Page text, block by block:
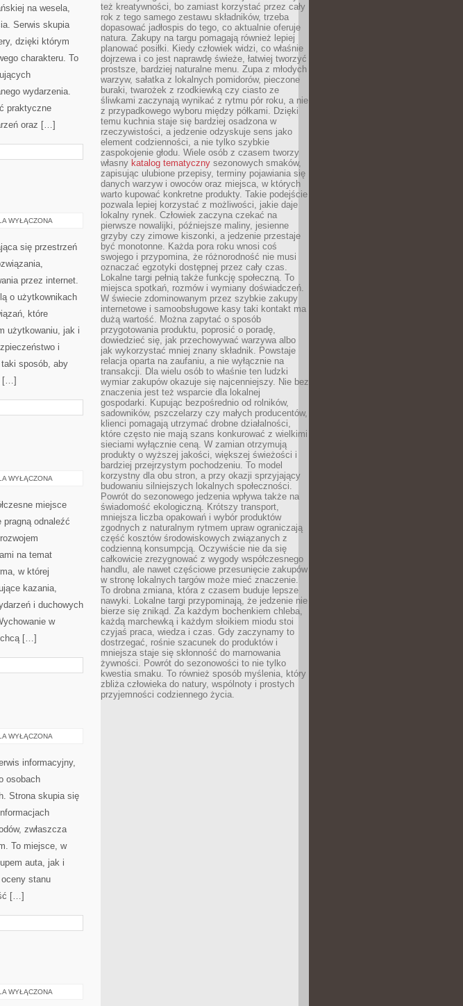
na wesela,
Serwis skupia
dzięki którym
charakteru. To
wydarzenia.
praktyczne
oraz […]
WYŁĄCZONA
się przestrzeń
przez internet.
o użytkownikach
które
użytkowaniu, jak i
i
taki sposób, aby
[…]
WYŁĄCZONA
miejsce
odnaleźć
na temat
w której
kazania,
i duchowych
w
chcą […]
WYŁĄCZONA
informacyjny,
osobach
Strona skupia się
zwłaszcza
To miejsce, w
auta, jak i
stanu
[…]
WYŁĄCZONA
też kreatywności, bo zamiast korzystać przez cały
rok z tego samego zestawu składników, trzeba
dopasować jadłospis do tego, co aktualnie oferuje
natura. Zakupy na targu pomagają również lepiej
planować posiłki. Kiedy człowiek widzi, co właśnie
dojrzewa i co jest naprawdę świeże, łatwiej tworzyć
prostsze, bardziej naturalne menu. Zupa z młodych
warzyw, sałatka z lokalnych pomidorów, pieczone
buraki, twarożek z rzodkiewką czy ciasto ze
śliwkami zaczynają wynikać z rytmu pór roku, a nie
z przypadkowego wyboru między półkami. Dzięki
temu kuchnia staje się bardziej osadzona w
rzeczywistości, a jedzenie odzyskuje sens jako
element codzienności, a nie tylko szybkie
zaspokojenie głodu. Wiele osób z czasem tworzy
własny katalog tematyczny sezonowych smaków,
zapisując ulubione przepisy, terminy pojawiania się
danych warzyw i owoców oraz miejsca, w których
warto kupować konkretne produkty. Takie podejście
pozwala lepiej korzystać z możliwości, jakie daje
lokalny rynek. Człowiek zaczyna czekać na
pierwsze nowalijki, późniejsze maliny, jesienne
grzyby czy zimowe kiszonki, a jedzenie przestaje
być monotonne. Każda pora roku wnosi coś
swojego i przypomina, że różnorodność nie musi
oznaczać egzotyki dostępnej przez cały czas.
Lokalne targi pełnią także funkcję społeczną. To
miejsca spotkań, rozmów i wymiany doświadczeń.
W świecie zdominowanym przez szybkie zakupy
internetowe i samoobsługowe kasy taki kontakt ma
dużą wartość. Można zapytać o sposób
przygotowania produktu, poprosić o poradę,
dowiedzieć się, jak przechowywać warzywa albo
jak wykorzystać mniej znany składnik. Powstaje
relacja oparta na zaufaniu, a nie wyłącznie na
transakcji. Dla wielu osób to właśnie ten ludzki
wymiar zakupów okazuje się najcenniejszy. Nie bez
znaczenia jest też wsparcie dla lokalnej
gospodarki. Kupując bezpośrednio od rolników,
sadowników, pszczelarzy czy małych producentów,
klienci pomagają utrzymać drobne działalności,
które często nie mają szans konkurować z wielkimi
sieciami wyłącznie ceną. W zamian otrzymują
produkty o wyższej jakości, większej świeżości i
bardziej przejrzystym pochodzeniu. To model
korzystny dla obu stron, a przy okazji sprzyjający
budowaniu silniejszych lokalnych społeczności.
Powrót do sezonowego jedzenia wpływa także na
świadomość ekologiczną. Krótszy transport,
mniejsza liczba opakowań i wybór produktów
zgodnych z naturalnym rytmem upraw ograniczają
część kosztów środowiskowych związanych z
codzienną konsumpcją. Oczywiście nie da się
całkowicie zrezygnować z wygody współczesnego
handlu, ale nawet częściowe przesunięcie zakupów
w stronę lokalnych targów może mieć znaczenie.
To drobna zmiana, która z czasem buduje lepsze
nawyki. Lokalne targi przypominają, że jedzenie nie
bierze się znikąd. Za każdym bochenkiem chleba,
każdą marchewką i każdym słoikiem miodu stoi
czyjaś praca, wiedza i czas. Gdy zaczynamy to
dostrzegać, rośnie szacunek do produktów i
mniejsza staje się skłonność do marnowania
żywności. Powrót do sezonowości to nie tylko
kwestia smaku. To również sposób myślenia, który
zbliża człowieka do natury, wspólnoty i prostych
przyjemności codziennego życia.